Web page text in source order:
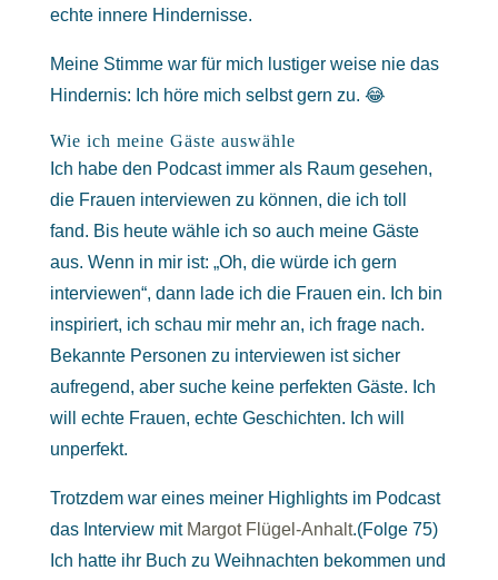
echte innere Hindernisse.
Meine Stimme war für mich lustiger weise nie das
Hindernis: Ich höre mich selbst gern zu. 😂
Wie ich meine Gäste auswähle
Ich habe den Podcast immer als Raum gesehen,
die Frauen interviewen zu können, die ich toll
fand. Bis heute wähle ich so auch meine Gäste
aus. Wenn in mir ist: „Oh, die würde ich gern
interviewen“, dann lade ich die Frauen ein. Ich bin
inspiriert, ich schau mir mehr an, ich frage nach.
Bekannte Personen zu interviewen ist sicher
aufregend, aber suche keine perfekten Gäste. Ich
will echte Frauen, echte Geschichten. Ich will
unperfekt.
Trotzdem war eines meiner Highlights im Podcast
das Interview mit Margot Flügel-Anhalt.(Folge 75)
Ich hatte ihr Buch zu Weihnachten bekommen und